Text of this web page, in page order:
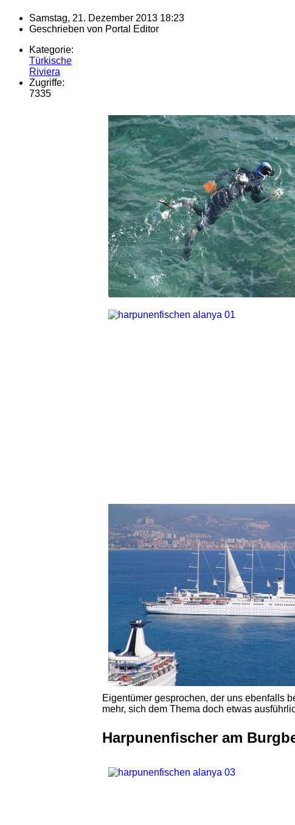
Samstag, 21. Dezember 2013 18:23
Geschrieben von Portal Editor
Kategorie:
Türkische
Riviera
Zugriffe:
7335
Eigentümer gesprochen, der uns ebenfalls
mehr, sich dem Thema doch etwas
Harpunenfischer am